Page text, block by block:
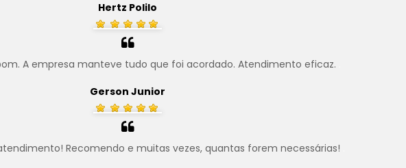
Hertz Polilo
A empresa manteve tudo que foi acordado. Atendimento eficaz.
Gerson Junior
Recomendo e muitas vezes, quantas forem necessárias!